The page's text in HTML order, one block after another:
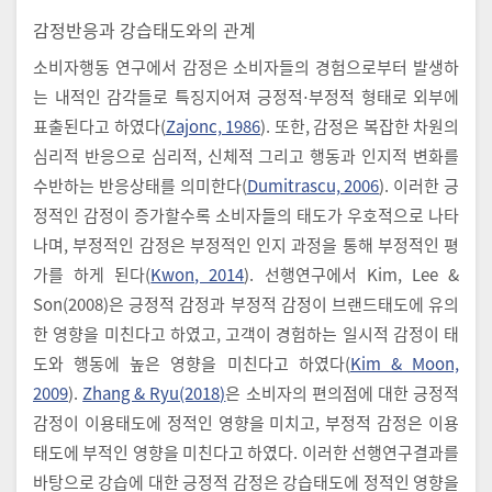
감정반응과 강습태도와의 관계
소비자행동 연구에서 감정은 소비자들의 경험으로부터 발생하
는 내적인 감각들로 특징지어져 긍정적⋅부정적 형태로 외부에
표출된다고 하였다(Zajonc, 1986). 또한, 감정은 복잡한 차원의
심리적 반응으로 심리적, 신체적 그리고 행동과 인지적 변화를
수반하는 반응상태를 의미한다(Dumitrascu, 2006). 이러한 긍
정적인 감정이 증가할수록 소비자들의 태도가 우호적으로 나타
나며, 부정적인 감정은 부정적인 인지 과정을 통해 부정적인 평
가를 하게 된다(Kwon, 2014). 선행연구에서 Kim, Lee &
Son(2008)은 긍정적 감정과 부정적 감정이 브랜드태도에 유의
한 영향을 미친다고 하였고, 고객이 경험하는 일시적 감정이 태
도와 행동에 높은 영향을 미친다고 하였다(Kim & Moon,
2009). Zhang & Ryu(2018)은 소비자의 편의점에 대한 긍정적
감정이 이용태도에 정적인 영향을 미치고, 부정적 감정은 이용
태도에 부적인 영향을 미친다고 하였다. 이러한 선행연구결과를
바탕으로 강습에 대한 긍정적 감정은 강습태도에 정적인 영향을